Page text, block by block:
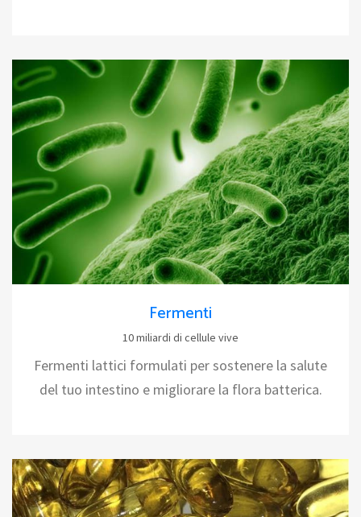
Fermenti
10 miliardi di cellule vive
Fermenti lattici formulati per sostenere la salute
del tuo intestino e migliorare la flora batterica.